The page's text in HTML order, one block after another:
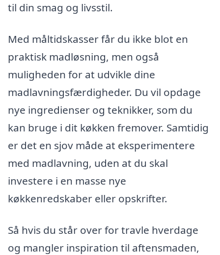
til din smag og livsstil.
Med måltidskasser får du ikke blot en
praktisk madløsning, men også
muligheden for at udvikle dine
madlavningsfærdigheder. Du vil opdage
nye ingredienser og teknikker, som du
kan bruge i dit køkken fremover. Samtidig
er det en sjov måde at eksperimentere
med madlavning, uden at du skal
investere i en masse nye
køkkenredskaber eller opskrifter.
Så hvis du står over for travle hverdage
og mangler inspiration til aftensmaden,